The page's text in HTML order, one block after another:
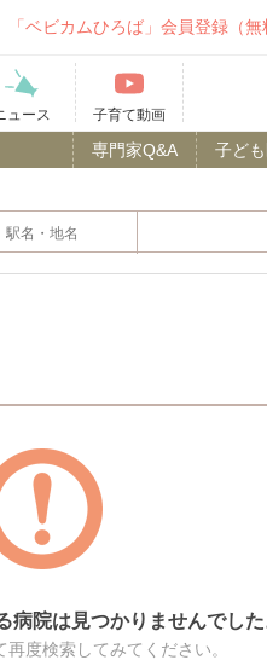
「ベビカムひろば」会員登録（無
ュース 子育て動画
子ど
専門家Q&A
病院は見つかりませんでした
度検索してみてください。